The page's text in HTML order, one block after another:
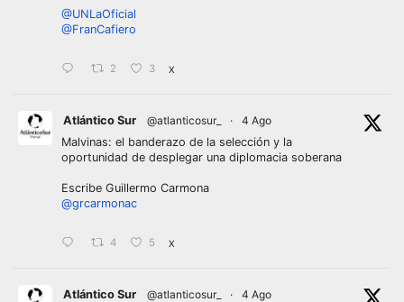
@UNLaOficial
@FranCafiero
2 3 X
Atlántico Sur @atlanticosur_ ·
4 Ago
Malvinas: el banderazo de la selección y la
oportunidad de desplegar una diplomacia soberana
Escribe Guillermo Carmona
@grcarmonac
4 5 X
Atlántico Sur @atlanticosur_ ·
4 Ago